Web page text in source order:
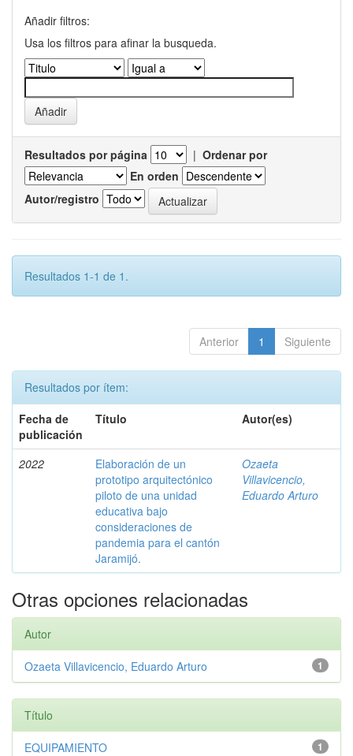
Añadir filtros:
Usa los filtros para afinar la busqueda.
Resultados por página | Ordenar por
En orden
Autor/registro
Resultados 1-1 de 1.
Anterior 1 Siguiente
Resultados por ítem:
Fecha de
publicación
Título Autor(es)
2022
Elaboración de un
prototipo arquitectónico
piloto de una unidad
educativa bajo
consideraciones de
pandemia para el cantón
Jaramijó.
Ozaeta
Villavicencio,
Eduardo Arturo
Otras opciones relacionadas
Autor
1
Ozaeta Villavicencio, Eduardo Arturo
Título
1
EQUIPAMIENTO